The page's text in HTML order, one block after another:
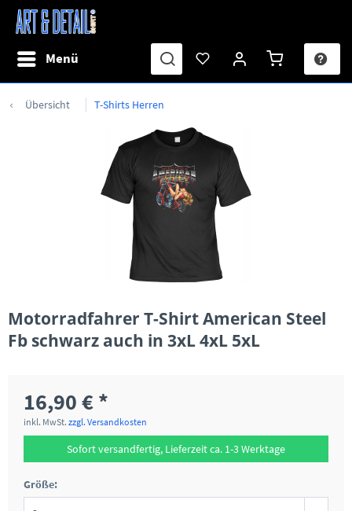
Menü
Übersicht T-Shirts Herren
Motorradfahrer T-Shirt American Steel
Fb schwarz auch in 3xL 4xL 5xL
16,90 € *
inkl. MwSt. zzgl. Versandkosten
Sofort versandfertig, Lieferzeit ca. 1-3 Werktage
Größe: